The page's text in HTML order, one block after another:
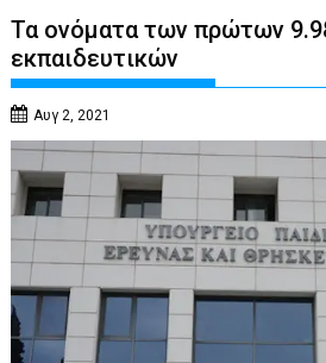
Τα ονόματα των πρώτων
εκπαιδευτικών
Αυγ 2, 2021